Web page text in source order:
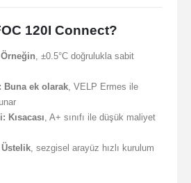
120I Connect?
Örneğin, ±0.5°C doğrulukla sabit
Buna ek olarak, VELP Ermes ile
Kısacası, A+ sınıfı ile düşük maliyet
Üstelik, sezgisel arayüz hızlı kurulum